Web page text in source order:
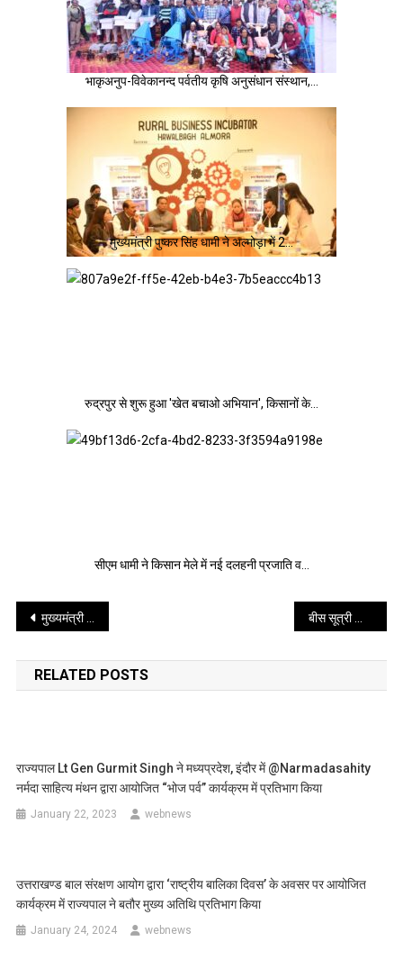
भाकृअनुप-विवेकानन्द पर्वतीय कृषि अनुसंधान संस्थान,…
मुख्यमंत्री पुष्कर सिंह धामी ने अल्मोड़ा में 2…
रुद्रपुर से शुरू हुआ 'खेत बचाओ अभियान', किसानों के…
सीएम धामी ने किसान मेले में नई दलहनी प्रजाति व…
Post
navigation
मुख्यमंत्री धामी ने नैनीताल को दी 96.71 करोड़ की विकास योजनाओं की सौगात
RELATED POSTS
राज्यपाल Lt Gen Gurmit Singh ने मध्यप्रदेश, इंदौर में @narmadasahity
नर्मदा साहित्य मंथन द्वारा आयोजित “भोज पर्व” कार्यक्रम में प्रतिभाग किया
January 22, 2023 webnews
उत्तराखण्ड बाल संरक्षण आयोग द्वारा ‘राष्ट्रीय बालिका दिवस’ के अवसर पर आयोजित
कार्यक्रम में राज्यपाल ने बतौर मुख्य अतिथि प्रतिभाग किया
January 24, 2024 webnews